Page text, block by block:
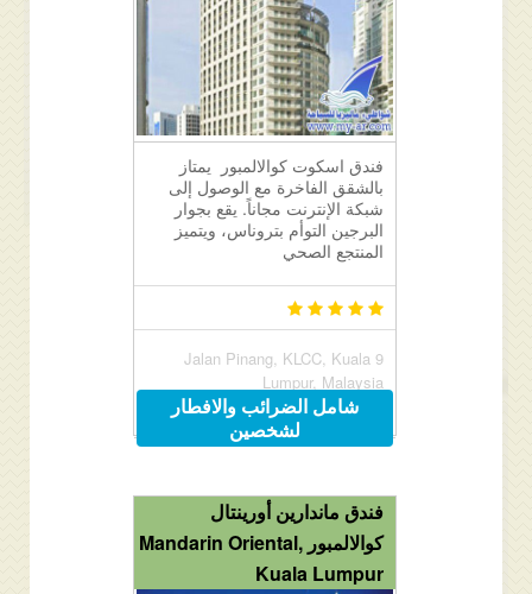
فندق اسكوت كوالالمبور يمتاز
بالشقق الفاخرة مع الوصول إلى
شبكة الإنترنت مجاناً. يقع بجوار
البرجين التوأم بتروناس، ويتميز
المنتجع الصحي
9 Jalan Pinang, KLCC, Kuala
Lumpur, Malaysia
شامل الضرائب والافطار
لشخصين
فندق ماندارين أورينتال
كوالالمبور Mandarin Oriental,
Kuala Lumpur